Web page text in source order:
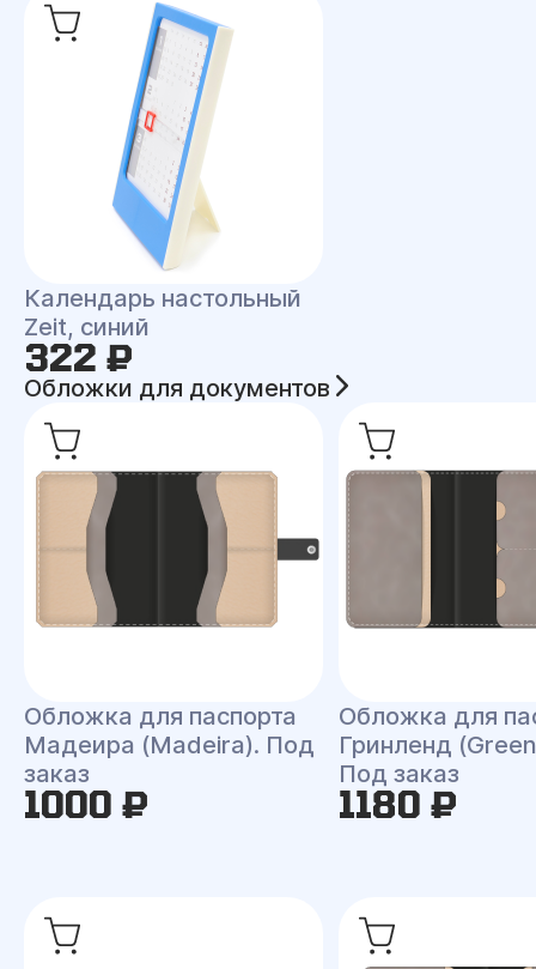
Календарь настольный
Zeit, синий
322 ₽
Обложки для документов
Обложка для паспорта
Мадеира (Madeira). Под
заказ
1000 ₽
Обложка для
Гринленд
Под заказ
1180 ₽